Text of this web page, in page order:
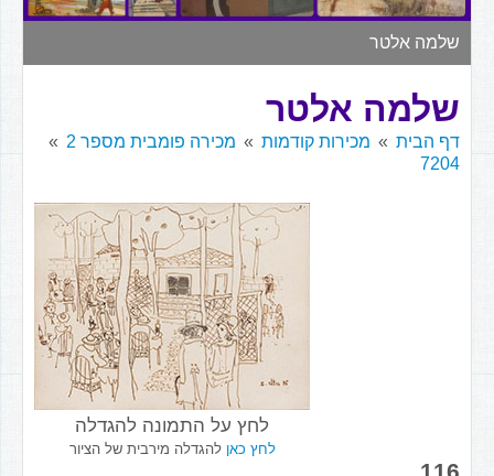
שלמה אלטר
שלמה אלטר
דף הבית מכירות קודמות
מכירה פומבית מספר 2
7204
לחץ על התמונה להגדלה
לחץ כאן להגדלה מירבית של הציור